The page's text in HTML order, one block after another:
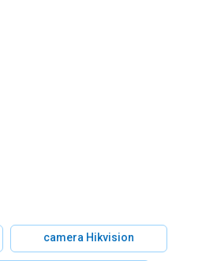
camera Hikvision